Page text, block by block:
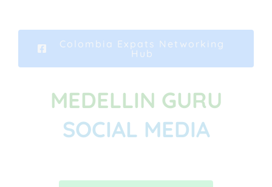
Colombia Expats Networking
Hub
MEDELLIN GURU
SOCIAL MEDIA